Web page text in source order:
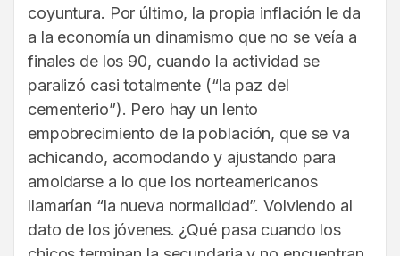
coyuntura. Por último, la propia inflación le da
a la economía un dinamismo que no se veía a
finales de los 90, cuando la actividad se
paralizó casi totalmente (“la paz del
cementerio”). Pero hay un lento
empobrecimiento de la población, que se va
achicando, acomodando y ajustando para
amoldarse a lo que los norteamericanos
llamarían “la nueva normalidad”. Volviendo al
dato de los jóvenes. ¿Qué pasa cuando los